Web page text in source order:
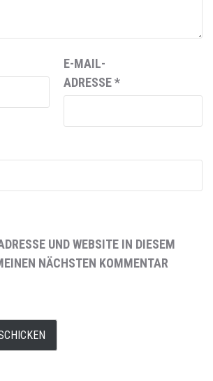
E-MAIL-
ADRESSE*
UND WEBSITE IN DIESEM
NÄCHSTEN KOMMENTAR